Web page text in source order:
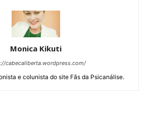
Monica Kikuti
cabecaliberta.wordpress.com/
e colunista do site Fãs da Psicanálise.